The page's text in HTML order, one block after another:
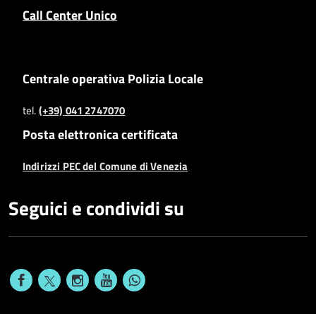
Call Center Unico
Centrale operativa Polizia Locale
tel.(+39) 041 2747070
Posta elettronica certificata
Indirizzi PEC del Comune di Venezia
Seguici e condividi su